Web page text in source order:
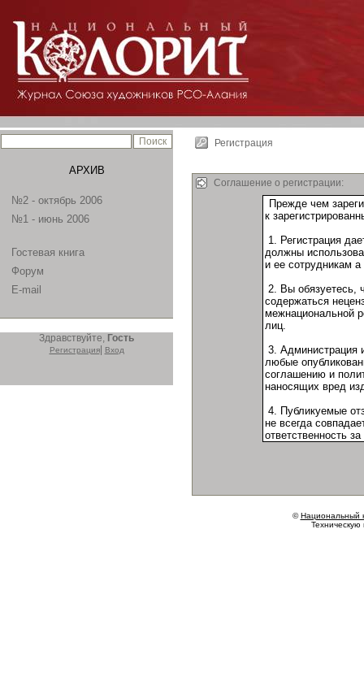
АРХИВ
№2 - октябрь 2006
№1 - июнь 2006
Гостевая книга
Форум
E-mail
Здравствуйте, Гость
Регистрация| Вход
Регистрация
Соглашение о регистрации:
©Национальный